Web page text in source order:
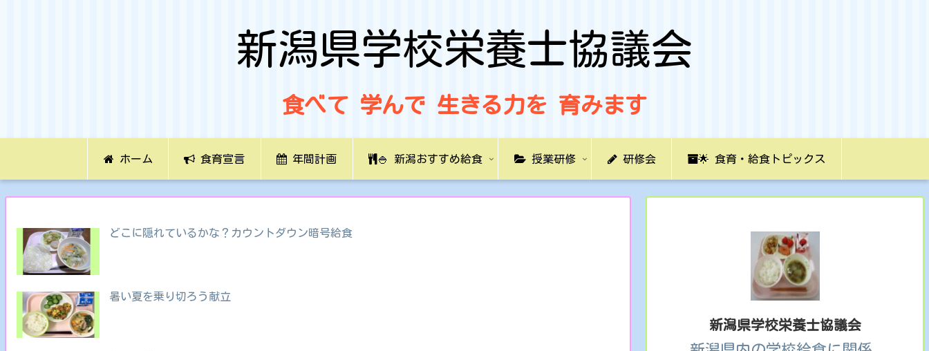
新潟県学校栄養士協議会
食べて 学んで 生きる力を 育みます
ホーム 食育宣言 年間計画 🍚 新潟おすすめ給食 授業研修 研修会 🌟 食育・給食トピックス
どこに隠れているかな？カウントダウン暗号給食
暑い夏を乗り切ろう献立
新潟県学校栄養士協議会